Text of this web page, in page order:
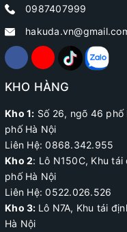
0987407999
KHO HÀNG
Kho 1: Số 26, ngõ 46 phố
phố Hà Nội
Liên Hệ: 0868.342.955
Kho 2: Lô N150C, Khu tái
phố Hà Nội
Liên Hệ:0522.026.526
Kho 3: Lô N7A, Khu tái
Hà Nội